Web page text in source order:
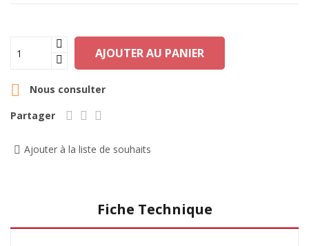
AJOUTER AU PANIER
 Nous consulter
Partager
Ajouter à la liste de souhaits
Fiche Technique